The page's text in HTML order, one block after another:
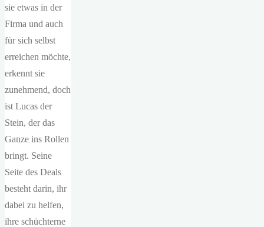
sie etwas in der
Firma und auch
für sich selbst
erreichen möchte,
erkennt sie
zunehmend, doch
ist Lucas der
Stein, der das
Ganze ins Rollen
bringt. Seine
Seite des Deals
besteht darin, ihr
dabei zu helfen,
ihre schüchterne